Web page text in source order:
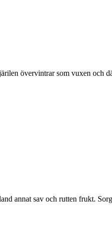
övervintrar som vuxen och
annat sav och rutten frukt.